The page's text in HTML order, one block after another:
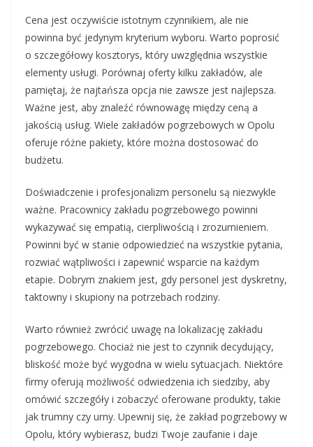
Cena jest oczywiście istotnym czynnikiem, ale nie
powinna być jedynym kryterium wyboru. Warto poprosić
o szczegółowy kosztorys, który uwzględnia wszystkie
elementy usługi. Porównaj oferty kilku zakładów, ale
pamiętaj, że najtańsza opcja nie zawsze jest najlepsza.
Ważne jest, aby znaleźć równowagę między ceną a
jakością usług. Wiele zakładów pogrzebowych w Opolu
oferuje różne pakiety, które można dostosować do
budżetu.
Doświadczenie i profesjonalizm personelu są niezwykle
ważne. Pracownicy zakładu pogrzebowego powinni
wykazywać się empatią, cierpliwością i zrozumieniem.
Powinni być w stanie odpowiedzieć na wszystkie pytania,
rozwiać wątpliwości i zapewnić wsparcie na każdym
etapie. Dobrym znakiem jest, gdy personel jest dyskretny,
taktowny i skupiony na potrzebach rodziny.
Warto również zwrócić uwagę na lokalizację zakładu
pogrzebowego. Chociaż nie jest to czynnik decydujący,
bliskość może być wygodna w wielu sytuacjach. Niektóre
firmy oferują możliwość odwiedzenia ich siedziby, aby
omówić szczegóły i zobaczyć oferowane produkty, takie
jak trumny czy urny. Upewnij się, że zakład pogrzebowy w
Opolu, który wybierasz, budzi Twoje zaufanie i daje